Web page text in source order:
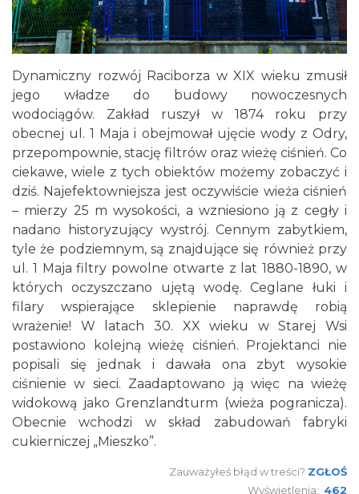
Dynamiczny rozwój Raciborza w XIX wieku zmusił
jego władze do budowy nowoczesnych
wodociągów. Zakład ruszył w 1874 roku przy
obecnej ul. 1 Maja i obejmował ujęcie wody z Odry,
przepompownie, stację filtrów oraz wieżę ciśnień. Co
ciekawe, wiele z tych obiektów możemy zobaczyć i
dziś. Najefektowniejsza jest oczywiście wieża ciśnień
– mierzy 25 m wysokości, a wzniesiono ją z cegły i
nadano historyzujący wystrój. Cennym zabytkiem,
tyle że podziemnym, są znajdujące się również przy
ul. 1 Maja filtry powolne otwarte z lat 1880-1890, w
których oczyszczano ujętą wodę. Ceglane łuki i
filary wspierające sklepienie naprawdę robią
wrażenie! W latach 30. XX wieku w Starej Wsi
postawiono kolejną wieżę ciśnień. Projektanci nie
popisali się jednak i dawała ona zbyt wysokie
ciśnienie w sieci. Zaadaptowano ją więc na wieżę
widokową jako Grenzlandturm (wieża pogranicza).
Obecnie wchodzi w skład zabudowań fabryki
cukierniczej „Mieszko”.
Zauważyłeś błąd w treści? ZGŁOŚ
Wyświetlenia: 462